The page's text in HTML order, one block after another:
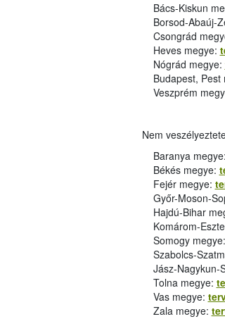
Bács-Kiskun
Borsod-Abaúj-
Csongrád
Heves megye:
Nógrád megye:
Budapest, Pest
Veszprém
Nem
Baranya megye:
Békés megye:
Fejér megye:
Győr-Moson-
Hajdú-Bihar
Komárom-
Somogy megye:
Szabolcs-
Jász-Nagykun-
Tolna megye:
Vas megye:
Zala megye: